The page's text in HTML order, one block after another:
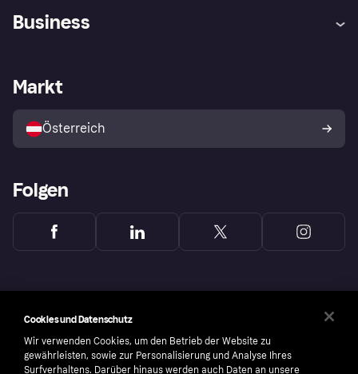
Shops entdecken
Business
Händlerportal
Markt
Österreich
Folgen
Cookies und Datenschutz
Wir verwenden Cookies, um den Betrieb der Website zu
gewährleisten, sowie zur Personalisierung und Analyse Ihres
Surfverhaltens. Darüber hinaus werden auch Daten an unsere